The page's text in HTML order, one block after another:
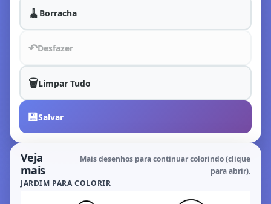
🧹 Borracha
↶Desfazer
🗑️Limpar Tudo
💾Salvar
Veja
mais
Mais desenhos para continuar colorindo (clique
para abrir).
JARDIM PARA COLORIR